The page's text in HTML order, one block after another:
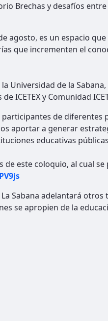
Brechas y desafíos
agosto, es un espacio
que incrementen el
Universidad de la
ICETEX y Comunidad
de diferentes
aportar a generar
educativas
este coloquio, al cual
Sabana adelantará otros
se apropien de la